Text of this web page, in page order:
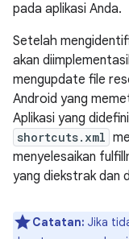
pada aplikasi Anda.
Setelah
akan
mengupdate file
Android yang
Aplikasi yang
shortcuts.xml
menyelesaikan
yang diekstrak dan
Catatan: Jika